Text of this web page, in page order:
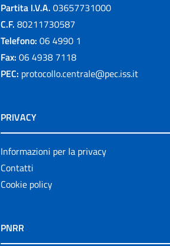
Partita I.V.A. 03657731000
C.F. 80211730587
Telefono: 06 4990 1
Fax: 06 4938 7118
PEC: protocollo.centrale@pec.iss.it
PRIVACY
Informazioni per la privacy
Contatti
Cookie policy
PNRR